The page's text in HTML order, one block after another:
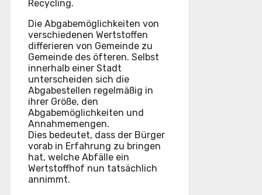
Recycling.
Die Abgabemöglichkeiten von
verschiedenen Wertstoffen
differieren von Gemeinde zu
Gemeinde des öfteren. Selbst
innerhalb einer Stadt
unterscheiden sich die
Abgabestellen regelmäßig in
ihrer Größe, den
Abgabemöglichkeiten und
Annahmemengen.
Dies bedeutet, dass der Bürger
vorab in Erfahrung zu bringen
hat, welche Abfälle ein
Wertstoffhof nun tatsächlich
annimmt.